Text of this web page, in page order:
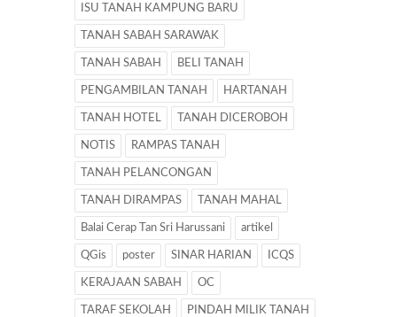
ISU TANAH KAMPUNG BARU
TANAH SABAH SARAWAK
TANAH SABAH BELI TANAH
PENGAMBILAN TANAH HARTANAH
TANAH HOTEL TANAH DICEROBOH
NOTIS RAMPAS TANAH
TANAH PELANCONGAN
TANAH DIRAMPAS TANAH MAHAL
Balai Cerap Tan Sri Harussani artikel
QGis poster SINAR HARIAN ICQS
KERAJAAN SABAH OC
TARAF SEKOLAH PINDAH MILIK TANAH